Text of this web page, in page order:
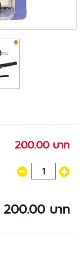
200.00 บาท
200.00 บาท